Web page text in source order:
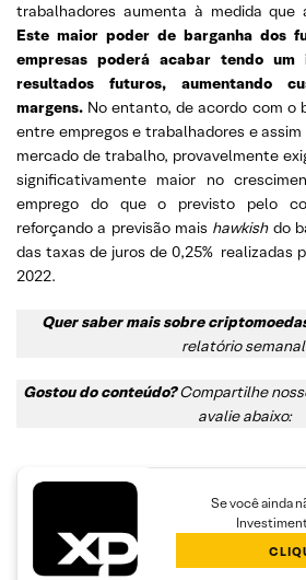
trabalhadores aumenta à medida que
Este maior poder de barganha dos
empresas poderá acabar tendo um
resultados futuros, aumentando
margens. No entanto, de acordo com o
entre empregos e trabalhadores e
mercado de trabalho, provavelmente
significativamente maior no
emprego do que o previsto pelo
reforçando a previsão mais hawkishdo
das taxas de juros de 0,25% realizadas
2022.
Quer saber mais sobre
relatório semanal
Gostou do conteúdo?Compartilhe
avalie abaixo:
Se você ainda